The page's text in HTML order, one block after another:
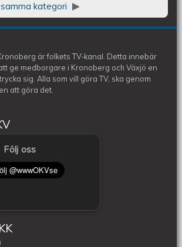
kategori
är folkets TV-kanal. Detta innebär
ge medborgare i Kronoberg och Växjö en
sig. Alla som vill göra TV, ska genom
att göra det.
Följ oss